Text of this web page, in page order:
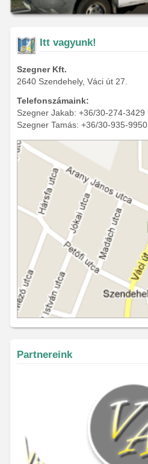
Itt vagyunk!
Szegner Kft.
2640 Szendehely, Váci út 27.
Telefonszámaink:
Szegner Jakab: +36/30-274-3429
Szegner Tamás: +36/30-935-9950
Partnereink